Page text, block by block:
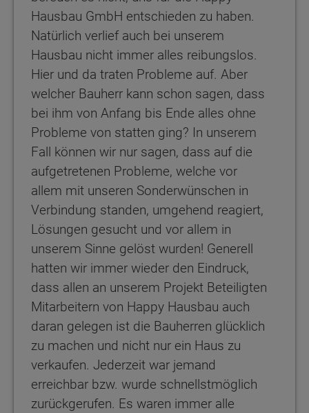
Hausbau GmbH entschieden zu haben.
Natürlich verlief auch bei unserem
Hausbau nicht immer alles reibungslos.
Hier und da traten Probleme auf. Aber
welcher Bauherr kann schon sagen, dass
bei ihm von Anfang bis Ende alles ohne
Probleme von statten ging? In unserem
Fall können wir nur sagen, dass auf die
aufgetretenen Probleme, welche vor
allem mit unseren Sonderwünschen in
Verbindung standen, umgehend reagiert,
Lösungen gesucht und vor allem in
unserem Sinne gelöst wurden! Generell
hatten wir immer wieder den Eindruck,
dass allen an unserem Projekt Beteiligten
Mitarbeitern von Happy Hausbau auch
daran gelegen ist die Bauherren glücklich
zu machen und nicht nur ein Haus zu
verkaufen. Jederzeit war jemand
erreichbar bzw. wurde schnellstmöglich
zurückgerufen. Es waren immer alle